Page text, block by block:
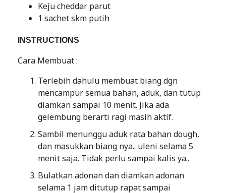
Keju cheddar parut
1 sachet skm putih
INSTRUCTIONS
Cara Membuat :
Terlebih dahulu membuat biang dgn
mencampur semua bahan, aduk, dan tutup
diamkan sampai 10 menit. Jika ada
gelembung berarti ragi masih aktif.
Sambil menunggu aduk rata bahan dough,
dan masukkan biang nya.. uleni selama 5
menit saja. Tidak perlu sampai kalis ya..
Bulatkan adonan dan diamkan adonan
selama 1 jam ditutup rapat sampai